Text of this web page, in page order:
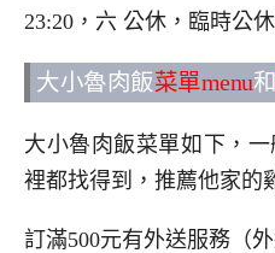
23:20，六 公休，臨時公
大小魯肉飯菜單menu和
大小魯肉飯菜單如下，
裡都找得到，推薦他家的
訂滿500元有外送服務（